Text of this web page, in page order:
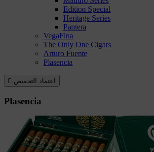
Edition Special
Heritage Series
Pantera
VegaFina
The Only One Cigars
Arturo Fuente
Plasencia
 اعتماد التخفيض
Plasencia